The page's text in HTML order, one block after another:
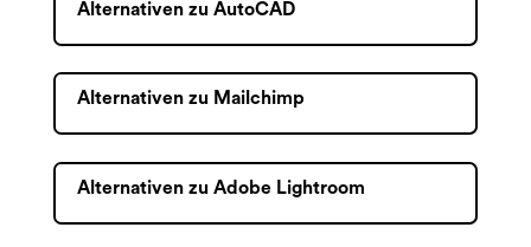
Alternativen zu AutoCAD
Alternativen zu Mailchimp
Alternativen zu Adobe Lightroom